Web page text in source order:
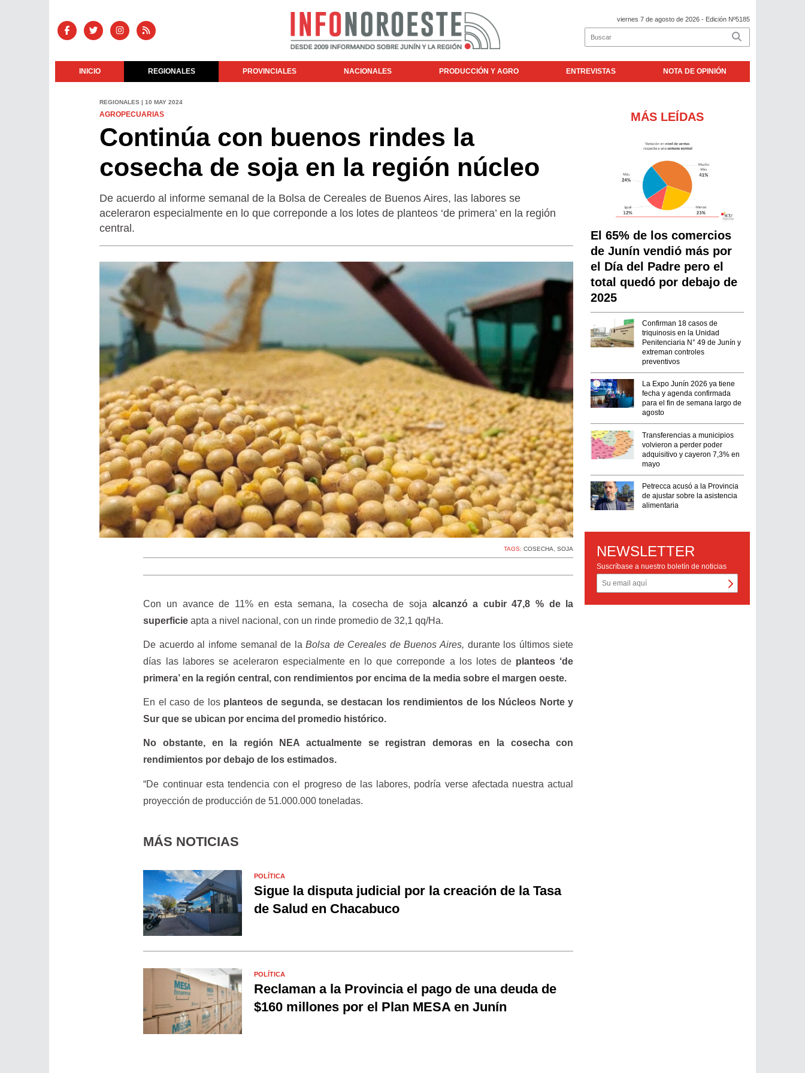
viernes 7 de agosto de 2026 - Edición Nº5185
INICIO REGIONALES PROVINCIALES NACIONALES PRODUCCIÓN Y AGRO ENTREVISTAS NOTA DE OPINIÓN
REGIONALES | 10 MAY 2024
AGROPECUARIAS
Continúa con buenos rindes la
cosecha de soja en la región núcleo
De acuerdo al informe semanal de la Bolsa de Cereales de Buenos Aires, las labores se
aceleraron especialmente en lo que correponde a los lotes de planteos ‘de primera’ en la región
central.
TAGS:COSECHA ,SOJA
Con un avance de 11% en esta semana, la cosecha de soja alcanzó a cubir 47,8 % de la
superficie apta a nivel nacional, con un rinde promedio de 32,1 qq/Ha.
De acuerdo al infome semanal de la Bolsa de Cereales de Buenos Aires, durante los últimos siete
días las labores se aceleraron especialmente en lo que correponde a los lotes de planteos ‘de
primera’ en la región central, con rendimientos por encima de la media sobre el margen oeste.
En el caso de losplanteos de segunda, se destacan los rendimientos de los Núcleos Norte y
Sur que se ubican por encima del promedio histórico.
No obstante, en la región NEA actualmente se registran demoras en la cosecha con
rendimientos por debajo de los estimados.
“De continuar esta tendencia con el progreso de las labores, podría verse afectada nuestra actual
proyección de producción de 51.000.000 toneladas.
MÁS NOTICIAS
POLÍTICA
Sigue la disputa judicial por la creación de la Tasa
de Salud en Chacabuco
POLÍTICA
Reclaman a la Provincia el pago de una deuda de
$160 millones por el Plan MESA en Junín
MÁS LEÍDAS
El 65% de los comercios
de Junín vendió más por
el Día del Padre pero el
total quedó por debajo de
2025
Confirman 18 casos de
triquinosis en la Unidad
Penitenciaria N° 49 de Junín y
extreman controles
preventivos
La Expo Junín 2026 ya tiene
fecha y agenda confirmada
para el fin de semana largo de
agosto
Transferencias a municipios
volvieron a perder poder
adquisitivo y cayeron 7,3% en
mayo
Petrecca acusó a la Provincia
de ajustar sobre la asistencia
alimentaria
NEWSLETTER
Suscríbase a nuestro boletín de noticias